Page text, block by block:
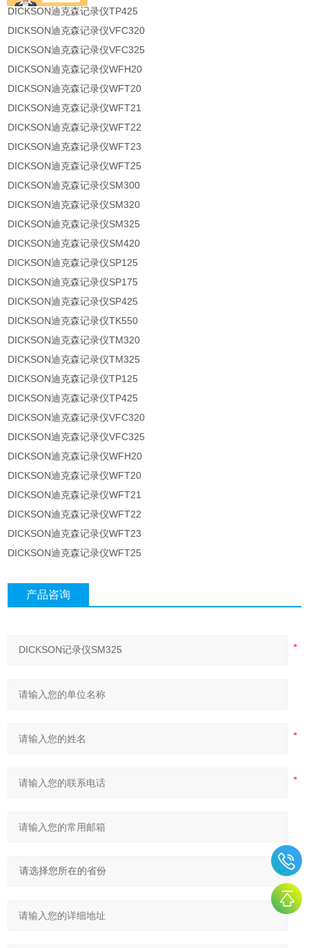
DICKSON迪克森记录仪TP425
DICKSON迪克森记录仪VFC320
DICKSON迪克森记录仪VFC325
DICKSON迪克森记录仪WFH20
DICKSON迪克森记录仪WFT20
DICKSON迪克森记录仪WFT21
DICKSON迪克森记录仪WFT22
DICKSON迪克森记录仪WFT23
DICKSON迪克森记录仪WFT25
DICKSON迪克森记录仪SM300
DICKSON迪克森记录仪SM320
DICKSON迪克森记录仪SM325
DICKSON迪克森记录仪SM420
DICKSON迪克森记录仪SP125
DICKSON迪克森记录仪SP175
DICKSON迪克森记录仪SP425
DICKSON迪克森记录仪TK550
DICKSON迪克森记录仪TM320
DICKSON迪克森记录仪TM325
DICKSON迪克森记录仪TP125
DICKSON迪克森记录仪TP425
DICKSON迪克森记录仪VFC320
DICKSON迪克森记录仪VFC325
DICKSON迪克森记录仪WFH20
DICKSON迪克森记录仪WFT20
DICKSON迪克森记录仪WFT21
DICKSON迪克森记录仪WFT22
DICKSON迪克森记录仪WFT23
DICKSON迪克森记录仪WFT25
产品咨询